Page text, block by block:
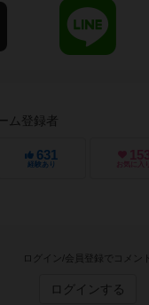
ム登録者
631
経験あり
153
お気に入り
ログイン/会員登録でコメント
ログインする